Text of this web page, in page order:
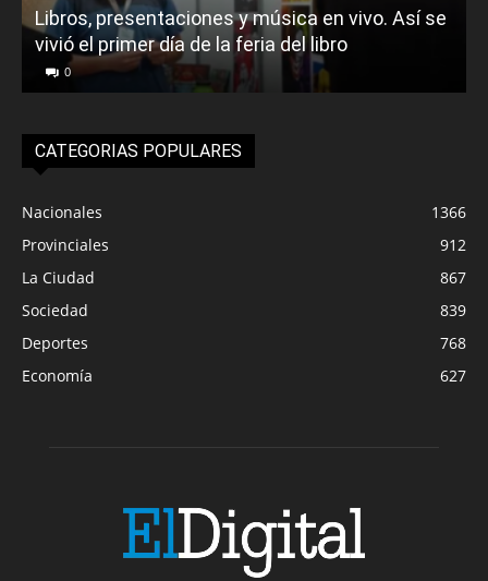
Libros, presentaciones y música en vivo. Así se
vivió el primer día de la feria del libro
0
CATEGORIAS POPULARES
Nacionales
1366
Provinciales
912
La Ciudad
867
Sociedad
839
Deportes
768
Economía
627